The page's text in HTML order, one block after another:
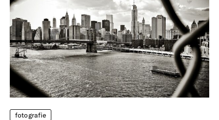
fotografie